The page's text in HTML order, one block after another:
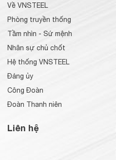
Về VNSTEEL
Phòng truyền thống
Tầm nhìn - Sứ mệnh
Nhân sự chủ chốt
Hệ thống VNSTEEL
Đảng ủy
Công Đoàn
Đoàn Thanh niên
Liên hệ